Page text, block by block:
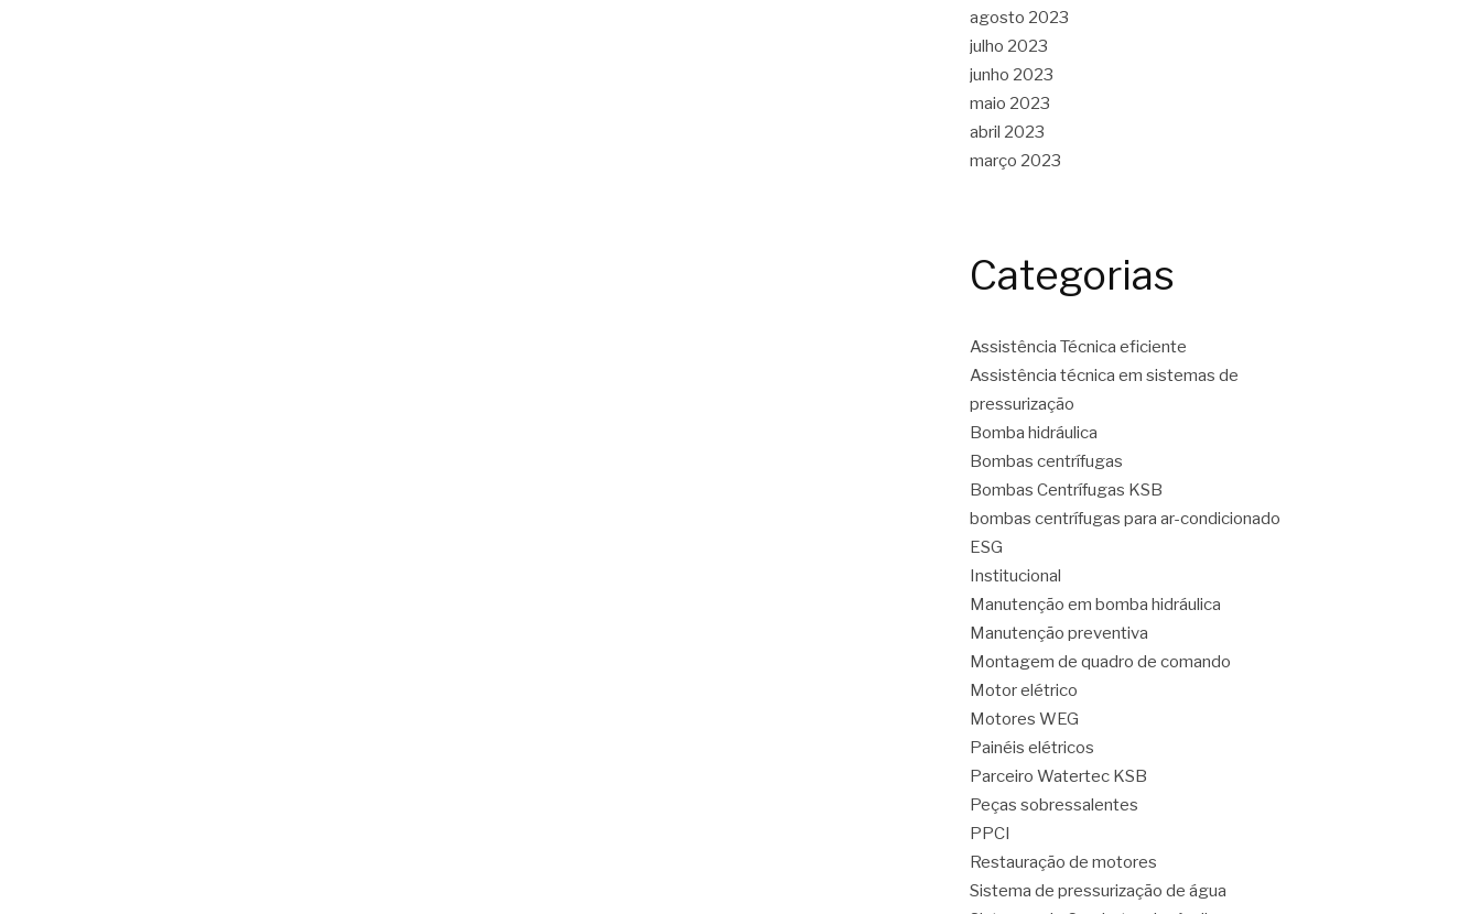
agosto 2023
julho 2023
junho 2023
maio 2023
abril 2023
março 2023
Categorias
Assistência Técnica eficiente
Assistência técnica em sistemas de
pressurização
Bomba hidráulica
Bombas centrífugas
Bombas Centrífugas KSB
bombas centrífugas para ar-condicionado
ESG
Institucional
Manutenção em bomba hidráulica
Manutenção preventiva
Montagem de quadro de comando
Motor elétrico
Motores WEG
Painéis elétricos
Parceiro Watertec KSB
Peças sobressalentes
PPCI
Restauração de motores
Sistema de pressurização de água